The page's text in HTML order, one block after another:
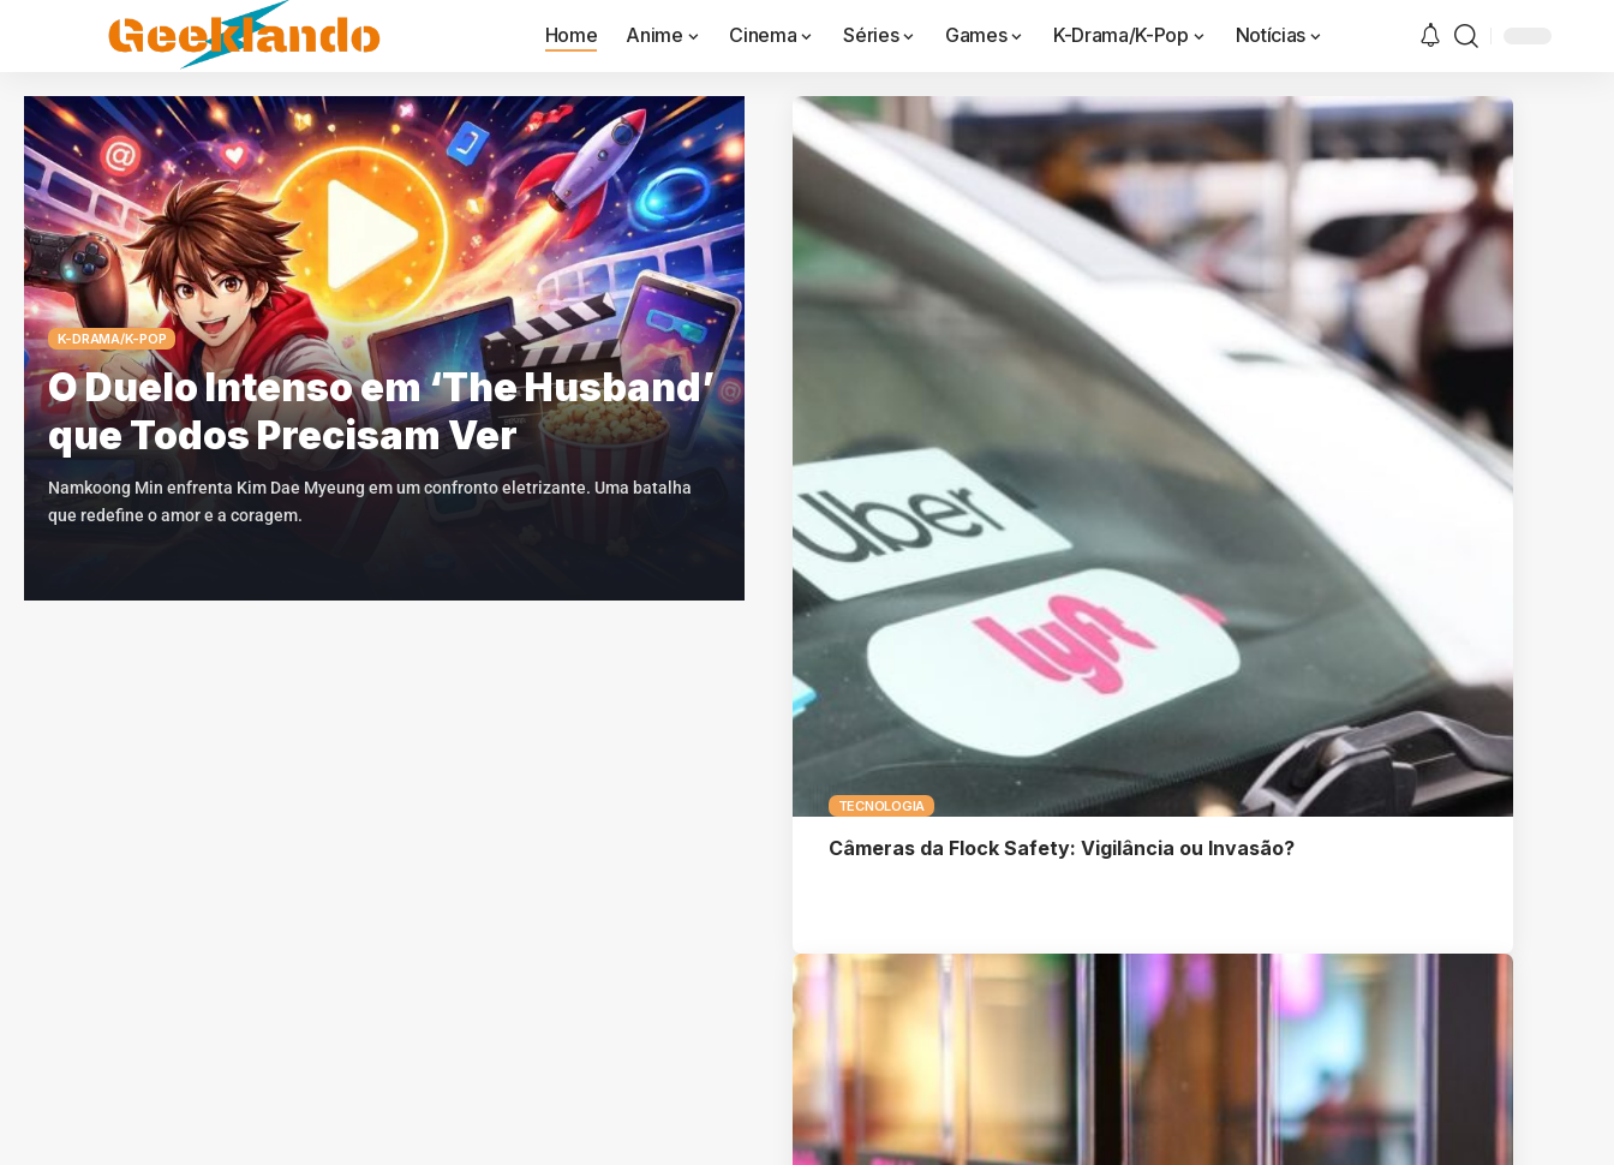
Home Anime Cinema Séries Games K-Drama/K-Pop Notícias
K-DRAMA/K-POP
O Duelo Intenso em ‘The Husband’
que Todos Precisam Ver
Namkoong Min enfrenta Kim Dae Myeung em um confronto eletrizante. Uma batalha
que redefine o amor e a coragem.
TECNOLOGIA
Câmeras da Flock Safety: Vigilância ou Invasão?